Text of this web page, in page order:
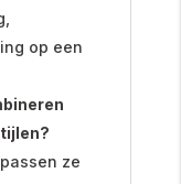
op een
ze